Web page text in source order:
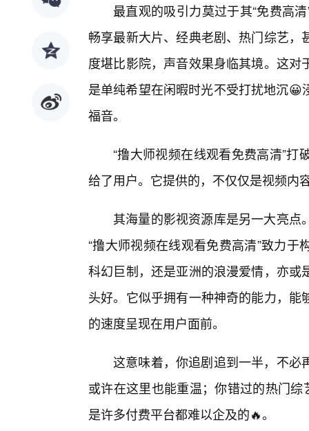
最直观的吸引力莫过于其“免费高
畅享最新大片、经典老剧、热门综艺
度堪比影院，声音效果身临其境。这
是单纯希望在闲暇时光不受打扰地沉
福音。
“撸大师视频在线观看免费高清”
给了用户。它提供的，不仅仅是视频内
其海量的影视资源库是另一大亮
“撸大师视频在线观看免费高清”致力
科幻巨制，还是亚洲的浪漫爱情，亦
头好。它似乎拥有一种神奇的能力，
的速度呈现在用户面前。
这意味着，你追剧追到一半，不必
或许在这里也能重温；你错过的热门
是许多付费平台都难以企及的🔥。